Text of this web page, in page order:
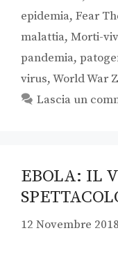
epidemia, Fear
malattia, Morti-
pandemia,
virus,World War Z
Lascia un
EBOLA: IL
12 Novembre 2018